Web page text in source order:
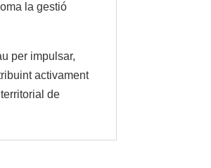
la gestió
per impulsar,
activament
de